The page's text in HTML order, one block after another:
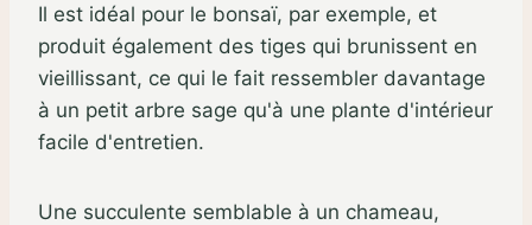
Il est idéal pour le bonsaï, par exemple, et
produit également des tiges qui brunissent en
vieillissant, ce qui le fait ressembler davantage
à un petit arbre sage qu'à une plante d'intérieur
facile d'entretien.
Une succulente semblable à un chameau,